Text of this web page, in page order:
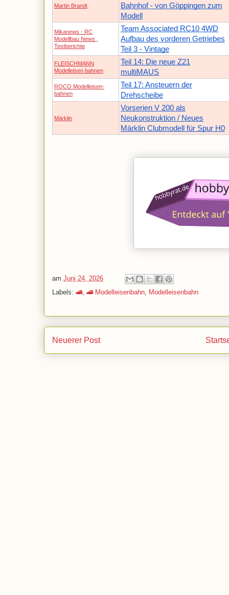
Martin Brandt
Bahnhof - von Göppingen zum
Modell
Mikanews - RC
Modellbau News ,
Testberichte
Team Associated RC10 4WD
Aufbau des vorderen Getriebes
Teil 3 - Vintage
FLEISCHMANN
Modelleisen bahnen
Teil 14: Die neue Z21
multiMAUS
ROCO Modelleisen-
bahnen
Teil 17: Ansteuern der
Drehscheibe
Märklin
Vorserien V 200 als
Neukonstruktion / Neues
Märklin Clubmodell für Spur H0
am Juni 24, 2026
Labels: 🚄 🚄 Modelleisenbahn Modelleisenbahn
Neuerer Post